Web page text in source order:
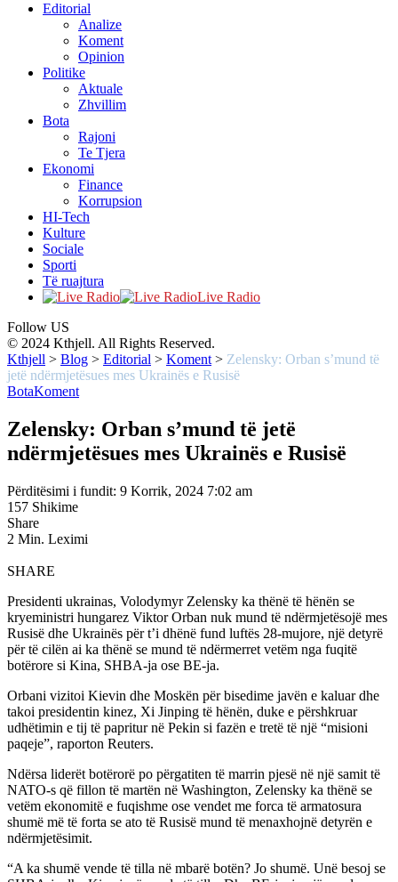
Editorial
Analize
Koment
Opinion
Politike
Aktuale
Zhvillim
Bota
Rajoni
Te Tjera
Ekonomi
Finance
Korrupsion
HI-Tech
Kulture
Sociale
Sporti
Të ruajtura
Live Radio
Follow US
© 2024 Kthjell. All Rights Reserved.
Kthjell > Blog > Editorial > Koment > Zelensky: Orban s’mund të
jetë ndërmjetësues mes Ukrainës e Rusisë
BotaKoment
Zelensky: Orban s’mund të jetë
ndërmjetësues mes Ukrainës e Rusisë
Përditësimi i fundit: 9 Korrik, 2024 7:02 am
157 Shikime
Share
2 Min. Leximi
SHARE
Presidenti ukrainas, Volodymyr Zelensky ka thënë të hënën se
kryeministri hungarez Viktor Orban nuk mund të ndërmjetësojë mes
Rusisë dhe Ukrainës për t’i dhënë fund luftës 28-mujore, një detyrë
për të cilën ai ka thënë se mund të ndërmerret vetëm nga fuqitë
botërore si Kina, SHBA-ja ose BE-ja.
Orbani vizitoi Kievin dhe Moskën për bisedime javën e kaluar dhe
takoi presidentin kinez, Xi Jinping të hënën, duke e përshkruar
udhëtimin e tij të papritur në Pekin si fazën e tretë të një “misioni
paqeje”, raporton Reuters.
Ndërsa liderët botërorë po përgatiten të marrin pjesë në një samit të
NATO-s që fillon të martën në Washington, Zelensky ka thënë se
vetëm ekonomitë e fuqishme ose vendet me forca të armatosura
shumë më të forta se ato të Rusisë mund të menaxhojnë detyrën e
ndërmjetësimit.
“A ka shumë vende të tilla në mbarë botën? Jo shumë. Unë besoj se